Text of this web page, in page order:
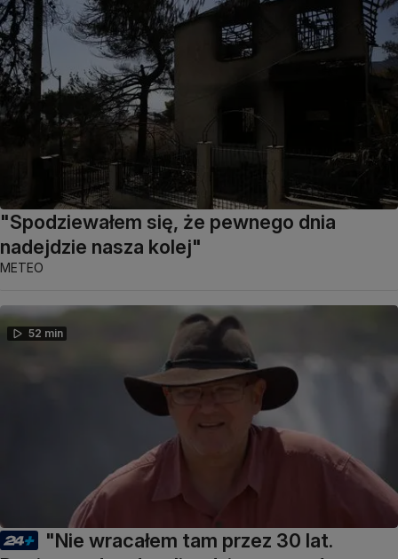
"Spodziewałem się, że pewnego dnia
nadejdzie nasza kolej"
METEO
52 min
"Nie wracałem tam przez 30 lat.